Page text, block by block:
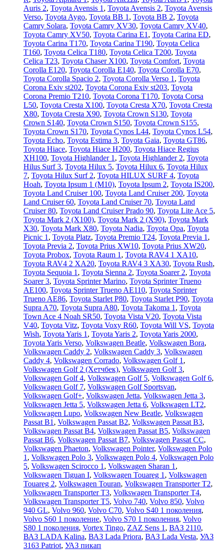
Auris 2, Toyota Avensis 1 , Toyota Avensis 2, Toyota Avensis
Verso, Toyota Aygo, Toyota BB 1 , Toyota BB 2, Toyota
Camry Solara, Toyota Camry XV30, Toyota Camry XV40,
Toyota Camry XV50, Toyota Carina E1 , Toyota Carina ED,
Toyota Carina T170, Toyota Carina T190, Toyota Celica
T160, Toyota Celica T180, Toyota Celica T200, Toyota
Celica T23, Toyota Chaser X100, Toyota Comfort, Toyota
Corolla E120, Toyota Corolla E140, Toyota Corolla E70,
Toyota Corolla Spacio 2, Toyota Corolla Verso 1 , Toyota
Corona Exiv st202, Toyota Corona Exiv st203, Toyota
Corona Premio T210, Toyota Corona T170, Toyota Corsa
L50, Toyota Cresta X100, Toyota Cresta X70, Toyota Cresta
X80, Toyota Cresta X90, Toyota Crown S130, Toyota
Crown S140, Toyota Crown S150, Toyota Crown S155,
Toyota Crown S170, Toyota Cynos L44, Toyota Cynos L54,
Toyota Echo, Toyota Estima 3, Toyota Gaia, Toyota GT86,
Toyota Hiace, Toyota Hiace H200, Toyota Hiace Regius
XH100, Toyota Highlander 1 , Toyota Highlander 2, Toyota
Hilus Surf 3, Toyota Hilux 5, Toyota Hilux 6, Toyota Hilux
7, Toyota Hilux Surf 2, Toyota HILUX SURF 4, Toyota
Hoah, Toyota Ipsum 1 (М10), Toyota Ipsum 2, Toyota IS200,
Toyota Land Cruiser 100, Toyota Land Cruiser 200, Toyota
Land Cruiser 60, Toyota Land Cruiser 70, Toyota Land
Cruiser 80, Toyota Land Cruiser Prado 90, Toyota Lite Ace 5,
Toyota Mark 2 (Х100), Toyota Mark 2 (Х90), Toyota Mark
X30, Toyota Mark X80, Toyota Nadia, Toyota Opa, Toyota
Picnic 1 , Toyota Platz, Toyota Premio T24, Toyota Previa 1 ,
Toyota Previa 2, Toyota Prius XW10, Toyota Prius XW20,
Toyota Probox, Toyota Raum 1 , Toyota RAV4 1 XA10,
Toyota RAV4 2 XA20, Toyota RAV4 3 XA30, Toyota Rush,
Toyota Sequoia 1 , Toyota Sienna 2, Toyota Soarer 2, Toyota
Soarer 3, Toyota Sprinter Marino, Toyota Sprinter Trueno
AE100, Toyota Sprinter Trueno AE110, Toyota Sprinter
Trueno AE86, Toyota Starlet P80, Toyota Starlet P90, Toyota
Supra A70, Toyota Supra A80, Toyota Takoma 1 , Toyota
Town Ace 4 Noah SR50, Toyota Vista V20, Toyota Vista
V40, Toyota Vitz, Toyota Voxy R60, Toyota Will VS, Toyota
Wish, Toyota Yaris 1 , Toyota Yaris 2, Toyota Yaris 2000,
Toyota Yaris Verso, Volkswagen Beatle, Volkswagen Bora,
Volkswagen Caddy 2, Volkswagen Caddy 3, Volkswagen
Caddy 4, Volkswagen Corrado, Volkswagen Golf 1 ,
Volkswagen Golf 2 (Хетчбек), Volkswagen Golf 3,
Volkswagen Golf 4, Volkswagen Golf 5, Volkswagen Golf 6,
Volkswagen Golf 7, Volkswagen Golf Sportsvan,
Volkswagen Golf+, Volkswagen Jetta, Volkswagen Jetta 3,
Volkswagen Jetta 5, Volkswagen Jetta 6, Volkswagen LT2,
Volkswagen Lupo, Volkswagen New Beatle, Volkswagen
Passat B1 , Volkswagen Passat B2, Volkswagen Passat B3,
Volkswagen Passat B4, Volkswagen Passat B5, Volkswagen
Passat B6, Volkswagen Passat B7, Volkswagen Passat CC,
Volkswagen Phaeton, Volkswagen Pointer, Volkswagen Polo
1 , Volkswagen Polo 3, Volkswagen Polo 4, Volkswagen Polo
5, Volkswagen Scirocco 1 , Volkswagen Sharan 1 ,
Volkswagen Tiguan I, Volkswagen Touareg 1 , Volkswagen
Touareg 2, Volkswagen Touran, Volkswagen Transporter T2,
Volkswagen Transporter T3, Volkswagen Transporter T4,
Volkswagen Transporter T5, Volvo 740, Volvo 850, Volvo
940 GL, Volvo 960, Volvo C70, Volvo S40 1 поколения,
Volvo S60 1 поколение, Volvo S70 1 поколения, Volvo
S80 1 поколения, Vortex Tingo, ZAZ Sens 1 , ВАЗ 2110,
ВАЗ LADA Kalina, ВАЗ Lada Priora, ВАЗ Lada Vesta, УАЗ
3163 Patriot, УАЗ пикап